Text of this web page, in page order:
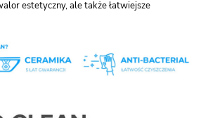
estetyczny, ale także łatwiejsze